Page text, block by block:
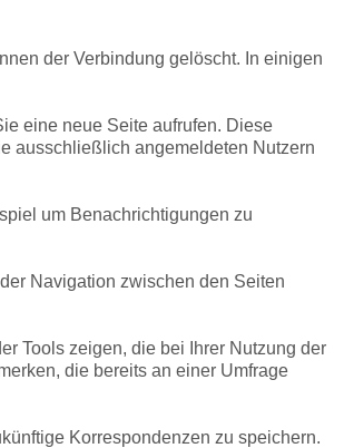
der Verbindung gelöscht. In einigen
eine neue Seite aufrufen. Diese
ausschließlich angemeldeten Nutzern
um Benachrichtigungen zu
Navigation zwischen den Seiten
Tools zeigen, die bei Ihrer Nutzung der
die bereits an einer Umfrage
Korrespondenzen zu speichern.